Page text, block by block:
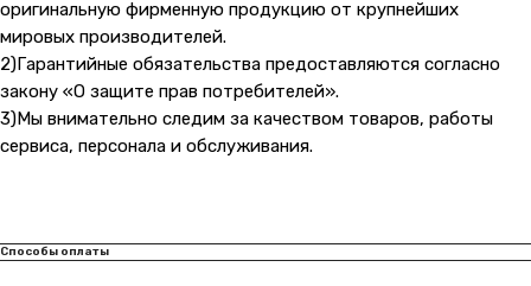
оригинальную фирменную продукцию от крупнейших
мировых производителей.
2)Гарантийные обязательства предоставляются согласно
закону «О защите прав потребителей».
3)Мы внимательно следим за качеством товаров, работы
сервиса, персонала и обслуживания.
Способы оплаты Оплата и доставка
Адрес магазина:
Карла Маркса 25, 1 этаж
Пн-Пт: 10:00 — 21:00
Сб-Вс: 10:00 — 20:00
vk
О компании